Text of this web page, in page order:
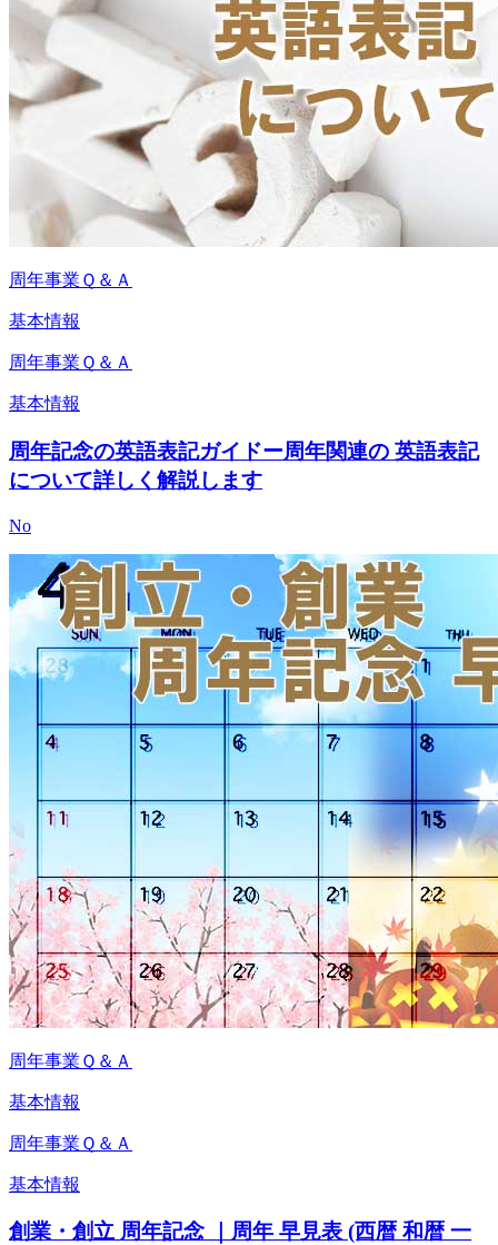
周年事業Ｑ＆Ａ
基本情報
周年事業Ｑ＆Ａ
基本情報
周年記念の英語表記ガイドー周年関連の 英語表記
について詳しく解説します
No
周年事業Ｑ＆Ａ
基本情報
周年事業Ｑ＆Ａ
基本情報
創業・創立 周年記念 ｜周年 早見表 (西暦 和暦 一